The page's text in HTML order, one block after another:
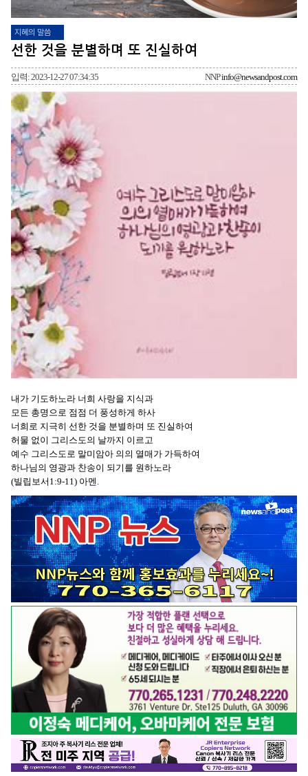
지혜의 말씀
선한 것을 분별하며 또 진실하여
입력: 2023-12-27 07:34:35 NNPinfo@newsandpost.com
내가 기도하노라 너희 사랑을 지식과
모든 총명으로 점점 더 풍성하게 하사
너희로 지극히 선한 것을 분별하며 또 진실하여
허물 없이 그리스도의 날까지 이르고
예수 그리스도로 말미암아 의의 열매가 가득하여
하나님의 영광과 찬송이 되기를 원하노라
(빌립보서1:9-11) 아멘.